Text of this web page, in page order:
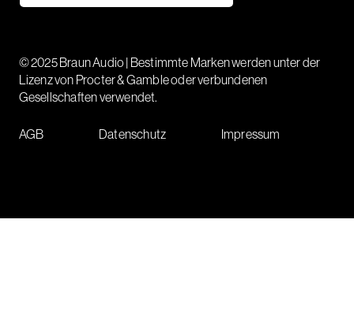
© 2025 Braun Audio | Bestimmte Marken werden unter der
Lizenz von Procter & Gamble oder verbundenen
Gesellschaften verwendet.
AGB Datenschutz Impressum